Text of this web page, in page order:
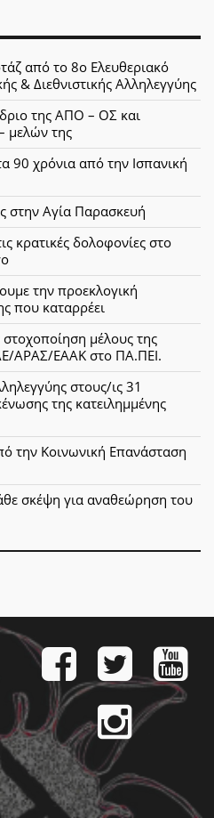
από το 8ο Ελευθεριακό
& Διεθνιστικής Αλληλεγγύης
της ΑΠΟ – ΟΣ και
μελών της
χρόνια από την Ισπανική
στην Αγία Παρασκευή
κρατικές δολοφονίες στο
την προεκλογική
που καταρρέει
μέλους της
ΑΡΑΣ/ΕΑΑΚ στο ΠΑ.ΠΕΙ.
στους/ις 31
της κατειλημμένης
την Κοινωνική Επανάσταση
σκέψη για αναθεώρηση του